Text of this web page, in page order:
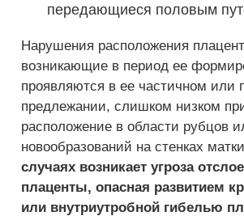
передающиеся половым
Нарушения расположения
возникающие в период ее
проявляются в ее частичном или
предлежании, слишком низком
расположение в области рубцов
новообразований на стенках
случаях возникает угроза
плаценты, опасная развитием
или внутриутробной гибелью